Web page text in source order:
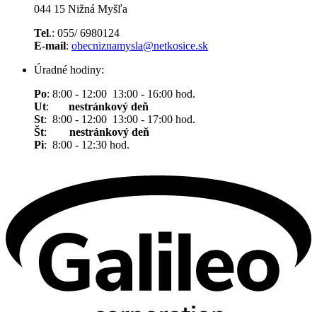
044 15 Nižná Myšľa
Tel.: 055/ 6980124
E-mail: obecniznamysla@netkosice.sk
Úradné hodiny:
Po: 8:00 - 12:00 13:00 - 16:00 hod.
Ut:
nestránkový deň
St: 8:00 - 12:00 13:00 - 17:00 hod.
Št: nestránkový deň
Pi: 8:00 - 12:30 hod.